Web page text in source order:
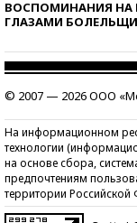
ВОСПОМИНАНИЯ НА
ГЛАЗАМИ
© 2007 — 2026 ООО
На информационном
технологии
на основе сбора,
предпочтениям
территории Российской